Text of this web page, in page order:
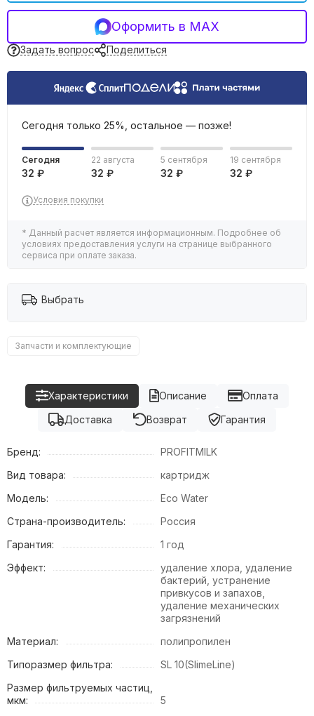
Оформить в MAX
Задать вопрос Поделиться
Сегодня только 25%, остальное — позже!
Сегодня
32 ₽
22 августа
32 ₽
5 сентября
32 ₽
19 сентября
32 ₽
Условия покупки
* Данный расчет является информационным. Подробнее об
условиях предоставления услуги на странице выбранного
сервиса при оплате заказа.
Выбрать
Запчасти и комплектующие
Описание
Характеристики
Оплата
Доставка
Возврат Гарантия
Бренд:
PROFITMILK
Вид товара:
картридж
Модель:
Eco Water
Страна-производитель:
Россия
Гарантия:
1 год
Эффект:
удаление хлора, удаление
бактерий, устранение
привкусов и запахов,
удаление механических
загрязнений
Материал:
полипропилен
Типоразмер фильтра:
SL 10(SlimeLine)
Размер фильтруемых частиц,
мкм:
5